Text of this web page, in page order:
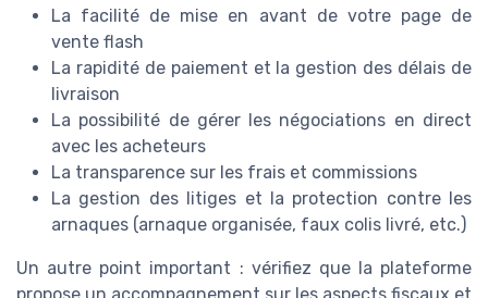
La facilité de mise en avant de votre page de
vente flash
La rapidité de paiement et la gestion des délais de
livraison
La possibilité de gérer les négociations en direct
avec les acheteurs
La transparence sur les frais et commissions
La gestion des litiges et la protection contre les
arnaques (arnaque organisée, faux colis livré, etc.)
Un autre point important : vérifiez que la plateforme
propose un accompagnement sur les aspects fiscaux et